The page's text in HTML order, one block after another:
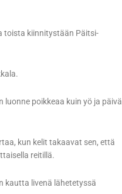
toista kiinnitystään Päitsi-
poikkeaa kuin yö ja päivä
kun kelit takaavat sen, että
reitillä.
kautta livenä lähetetyssä